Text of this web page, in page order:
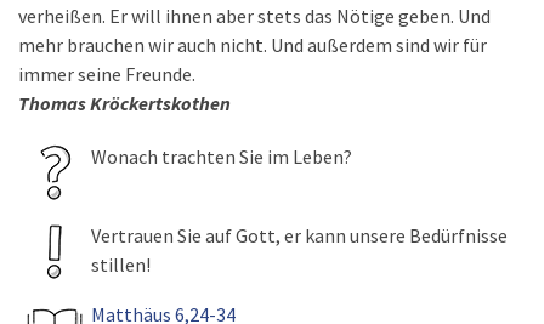
verheißen. Er will ihnen aber stets das Nötige geben. Und
mehr brauchen wir auch nicht. Und außerdem sind wir für
immer seine Freunde.
Thomas Kröckertskothen
Wonach trachten Sie im Leben?
Vertrauen Sie auf Gott, er kann unsere Bedürfnisse
stillen!
Matthäus 6,24-34